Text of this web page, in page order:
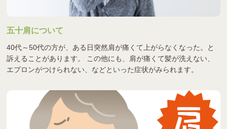
五十肩について
40代～50代の方が、ある日突然肩が痛くて上がらなくなった。と
訴えることがあります。 この他にも、肩が痛くて髪が洗えない、
エプロンがつけられない、などといった症状がみられます。